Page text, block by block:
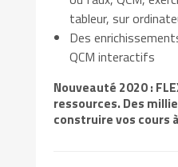
tableur, sur
Des
QCM interactifs
Nouveauté 2020 :
ressources. Des
construire vos cours